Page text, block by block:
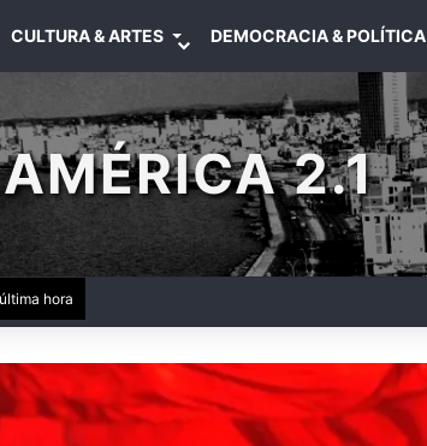
CULTURA & ARTES DEMOCRACIA & POLÍTICA
AMÉRICA 2.1
hora